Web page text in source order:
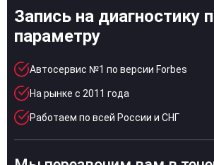
Запись на диагностику
параметру
Автосервис №1 по версии Forbes
На рынке с 2011 года
Работаем по всей России и СНГ